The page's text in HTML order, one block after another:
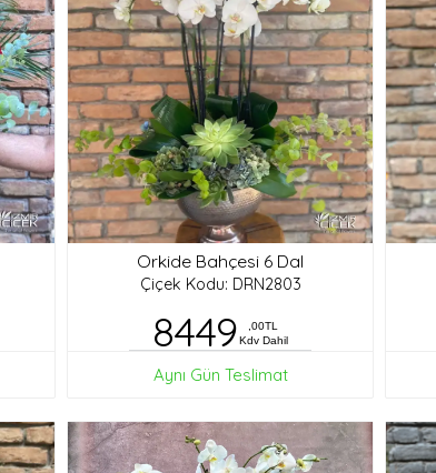
Orkide Bahçesi 6 Dal
Çiçek Kodu: DRN2803
8449
,00TL
Kdv Dahil
Aynı Gün Teslimat